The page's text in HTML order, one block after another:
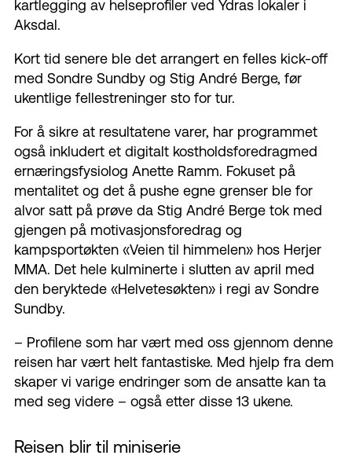
kartlegging av helseprofiler ved Ydras lokaler i
Aksdal.
Kort tid senere ble det arrangert en felles kick-off
med Sondre Sundby og Stig André Berge, før
ukentlige fellestreninger sto for tur.
For å sikre at resultatene varer, har programmet
også inkludert et digitalt kostholdsforedragmed
ernæringsfysiolog Anette Ramm. Fokuset på
mentalitet og det å pushe egne grenser ble for
alvor satt på prøve da Stig André Berge tok med
gjengen på motivasjonsforedrag og
kampsportøkten «Veien til himmelen» hos Herjer
MMA. Det hele kulminerte i slutten av april med
den beryktede «Helvetesøkten» i regi av Sondre
Sundby.
– Profilene som har vært med oss gjennom denne
reisen har vært helt fantastiske. Med hjelp fra dem
skaper vi varige endringer som de ansatte kan ta
med seg videre – også etter disse 13 ukene.
Reisen blir til miniserie